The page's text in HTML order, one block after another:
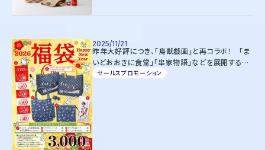
2025/11/21
昨年大好評につき、「鳥獣戯画」と再コラボ！ 「ま
いどおおきに食堂」「串家物語」などを展開するフ
ジオフードの福袋グッズを製作
セールスプロモーション